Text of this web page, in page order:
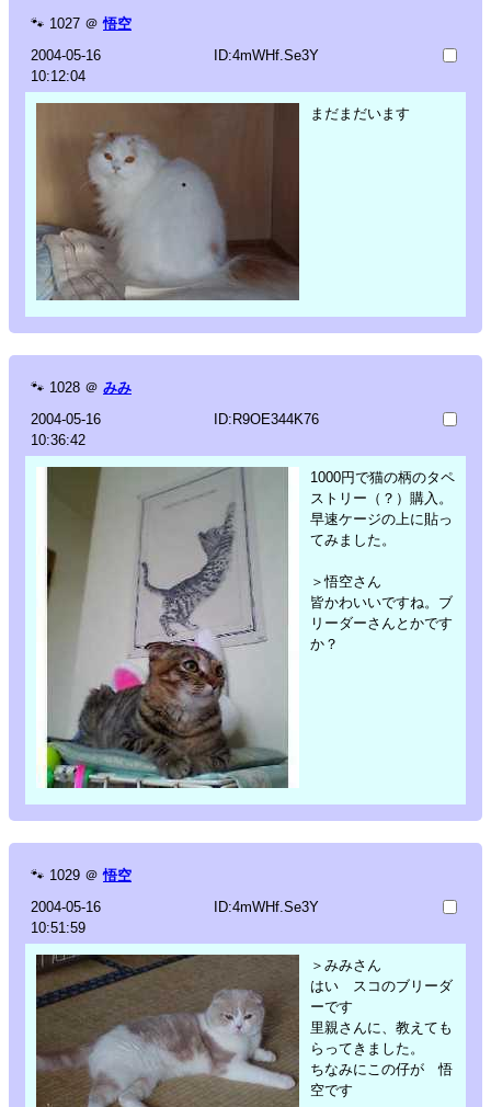
🐾 1027 ＠ 悟空
2004-05-16
10:12:04
ID:4mWHf.Se3Y
まだまだいます
🐾 1028 ＠ みみ
2004-05-16
10:36:42
ID:R9OE344K76
1000円で猫の柄のタペ
ストリー（？）購入。
早速ケージの上に貼っ
てみました。
＞悟空さん
皆かわいいですね。ブ
リーダーさんとかです
か？
🐾 1029 ＠ 悟空
2004-05-16
10:51:59
ID:4mWHf.Se3Y
＞みみさん
はい スコのブリーダ
ーです
里親さんに、教えても
らってきました。
ちなみにこの仔が 悟
空です